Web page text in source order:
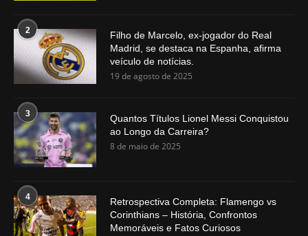
2
Filho de Marcelo, ex-jogador do Real
Madrid, se destaca na Espanha, afirma
veículo de notícias.
19 de agosto de 2025
3
Quantos Títulos Lionel Messi Conquistou
ao Longo da Carreira?
8 de maio de 2025
4
Retrospectiva Completa: Flamengo vs
Corinthians – História, Confrontos
Memoráveis e Fatos Curiosos